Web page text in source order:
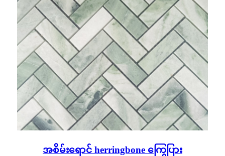
အစိမ်းရောင် herringbone ကြွေပြား